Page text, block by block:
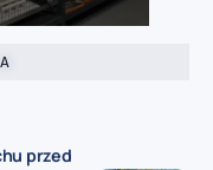
przed